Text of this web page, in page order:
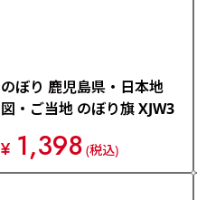
のぼり 鹿児島県・日本地
図・ご当地 のぼり旗 XJW3
¥ 1,398 (税込)